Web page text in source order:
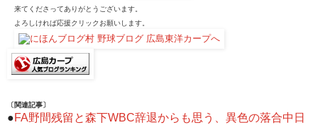
来てくださってありがとうございます。
よろしければ応援クリックお願いします。
〔関連記事〕
●FA野間残留と森下WBC辞退からも思う、異色の落合中日